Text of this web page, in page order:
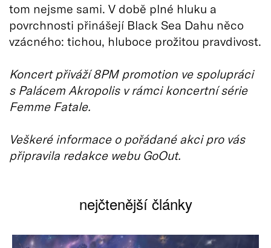
tom nejsme sami. V době plné hluku a
povrchnosti přinášejí Black Sea Dahu něco
vzácného: tichou, hluboce prožitou pravdivost.
Koncert přiváží 8PM promotion ve spolupráci
s Palácem Akropolis v rámci koncertní série
Femme Fatale.
Veškeré informace o pořádané akci pro vás
připravila redakce webu GoOut.
nejčtenější články